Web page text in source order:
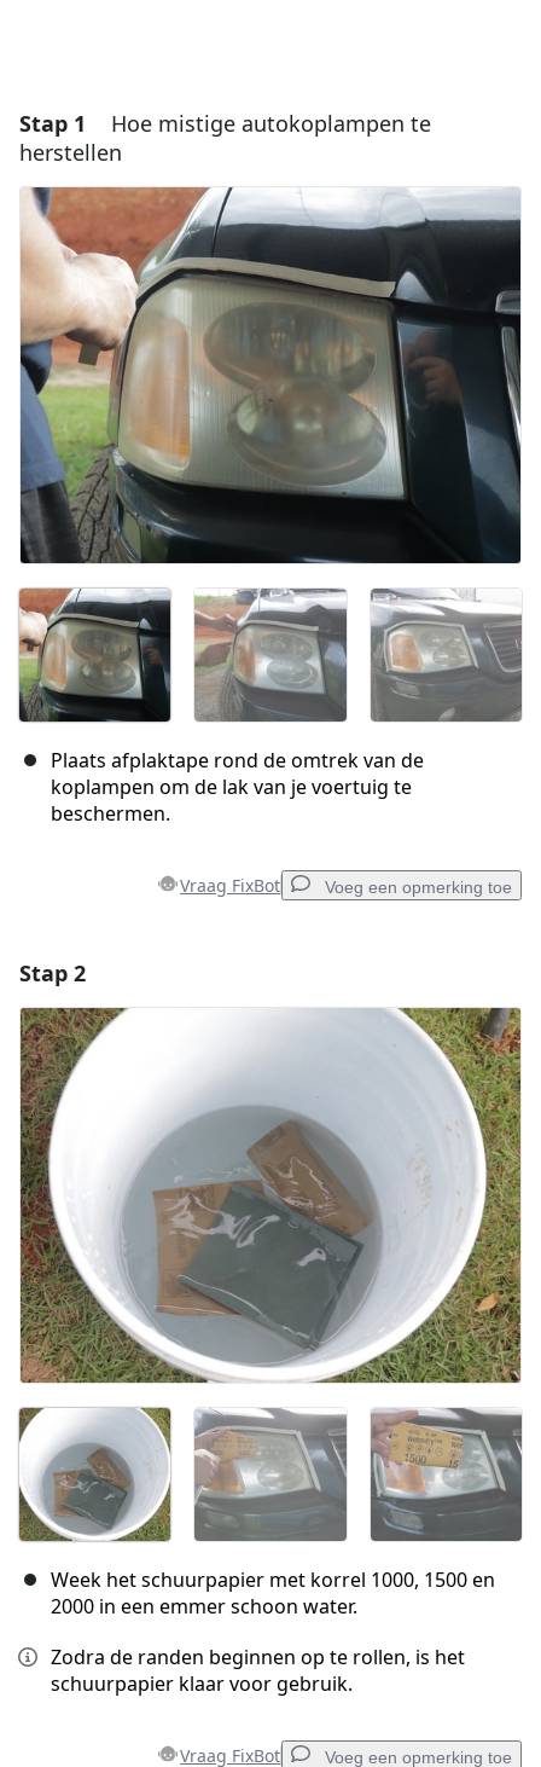
Stap 1
Hoe mistige autokoplampen te
herstellen
Plaats afplaktape rond de omtrek van de
koplampen om de lak van je voertuig te
beschermen.
Vraag FixBot Voeg een opmerking toe
Voeg opmerking toe
Annuleren Plaats opmerking
Stap 2
Week het schuurpapier met korrel 1000, 1500 en
2000 in een emmer schoon water.
Zodra de randen beginnen op te rollen, is het
schuurpapier klaar voor gebruik.
Vraag FixBot Voeg een opmerking toe